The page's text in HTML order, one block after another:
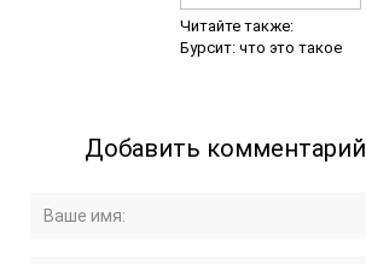
Читайте также:
Бурсит: что это такое
Добавить комментарий